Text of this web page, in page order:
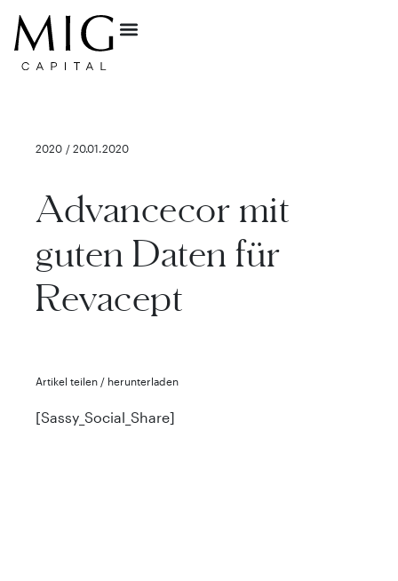
2020 / 20.01.2020
Advancecor mit
guten Daten für
Revacept
Artikel teilen / herunterladen
[Sassy_Social_Share]